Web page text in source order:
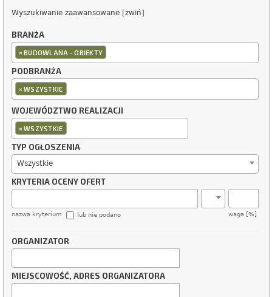
Wyszukiwanie zaawansowane [zwiń]
BRANŻA
×BUDOWLANA - OBIEKTY
PODBRANŻA
×WSZYSTKIE
WOJEWÓDZTWO REALIZACJI
×WSZYSTKIE
TYP OGŁOSZENIA
Wszystkie
KRYTERIA OCENY OFERT
nazwa kryterium waga [%]
lub nie podano
ORGANIZATOR
MIEJSCOWOŚĆ, ADRES ORGANIZATORA